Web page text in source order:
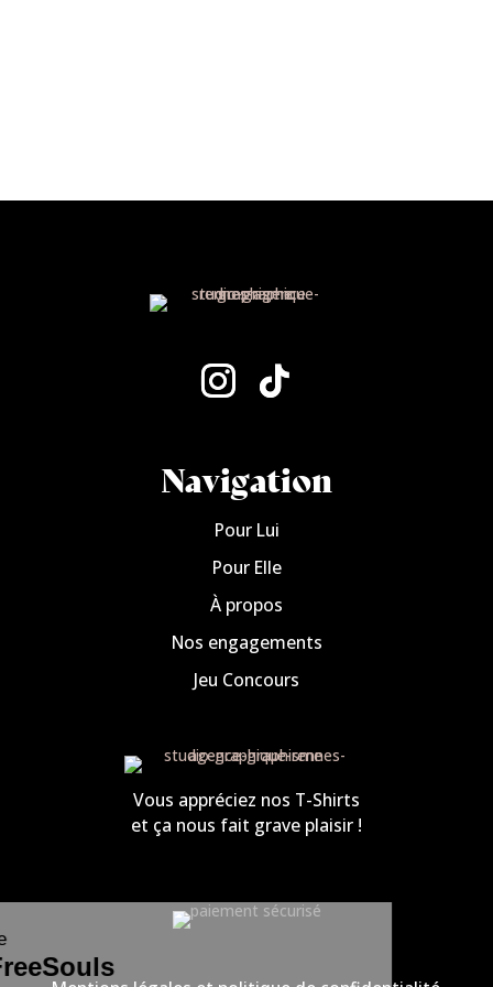
Navigation
Pour Lui
Pour Elle
À propos
Nos engagements
Jeu Concours
Vous appréciez nos T-Shirts
et ça nous fait grave plaisir !